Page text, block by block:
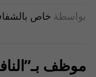
بواسطة خاص
موظف